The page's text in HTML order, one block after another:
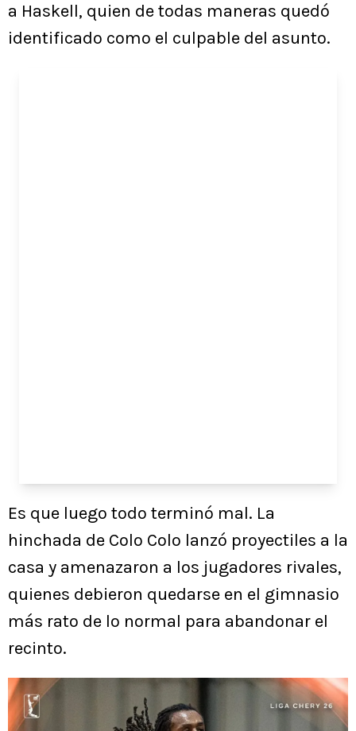
a Haskell, quien de todas maneras quedó
identificado como el culpable del asunto.
Es que luego todo terminó mal. La
hinchada de Colo Colo lanzó proyectiles a la
casa y amenazaron a los jugadores rivales,
quienes debieron quedarse en el gimnasio
más rato de lo normal para abandonar el
recinto.